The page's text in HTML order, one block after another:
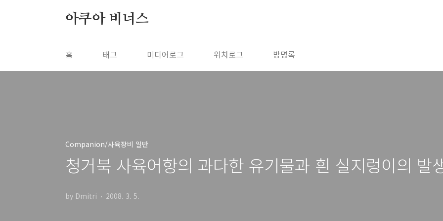
아쿠아 비너스
홈 태그 미디어로그 위치로그 방명록
Companion/사육장비 일반
청거북 사육어항의 과다한 유기물과 흰 실지렁이의 발
by Dmitri 2008. 3. 5.